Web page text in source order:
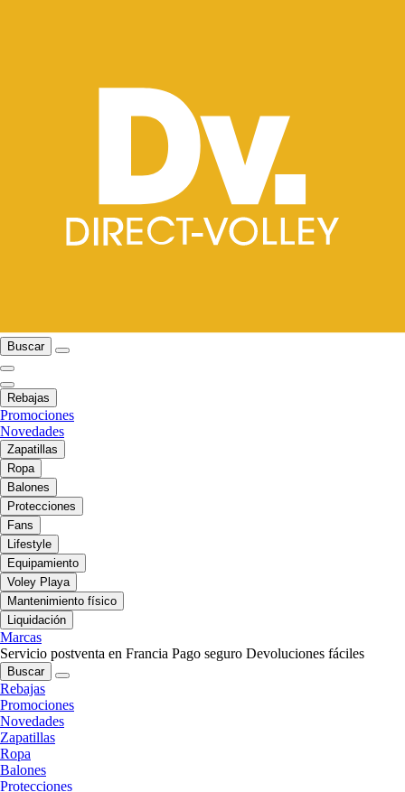
Buscar
Rebajas
Promociones
Novedades
Zapatillas
Ropa
Balones
Protecciones
Fans
Lifestyle
Equipamiento
Voley Playa
Mantenimiento físico
Liquidación
Marcas
Servicio postventa en Francia Pago seguro Devoluciones fáciles
Buscar
Rebajas
Promociones
Novedades
Zapatillas
Ropa
Balones
Protecciones